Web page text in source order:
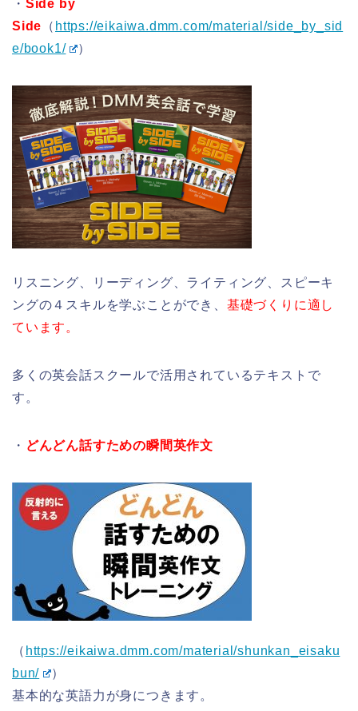
・ Side by
Side （ https://eikaiwa.dmm.com/material/side_by_sid
e/book1/
）
リスニング、リーディング、ライティング、スピーキ
ングの４スキルを学ぶことができ、 基礎づくりに適し
ています。
多くの英会話スクールで活用されているテキストで
す。
・ どんどん話すための瞬間英作文
（ https://eikaiwa.dmm.com/material/shunkan_eisaku
bun/
）
基本的な英語力が身につきます。